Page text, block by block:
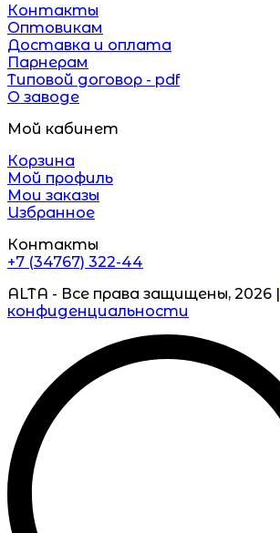
Контакты
Оптовикам
Доставка и оплата
Парнерам
Типовой договор - pdf
О заводе
Мой кабинет
Корзина
Мой профиль
Мои заказы
Избранное
Контакты
+7 (34767) 322-44
ALTA - Все права защищены, 2026 |
конфиденциальности